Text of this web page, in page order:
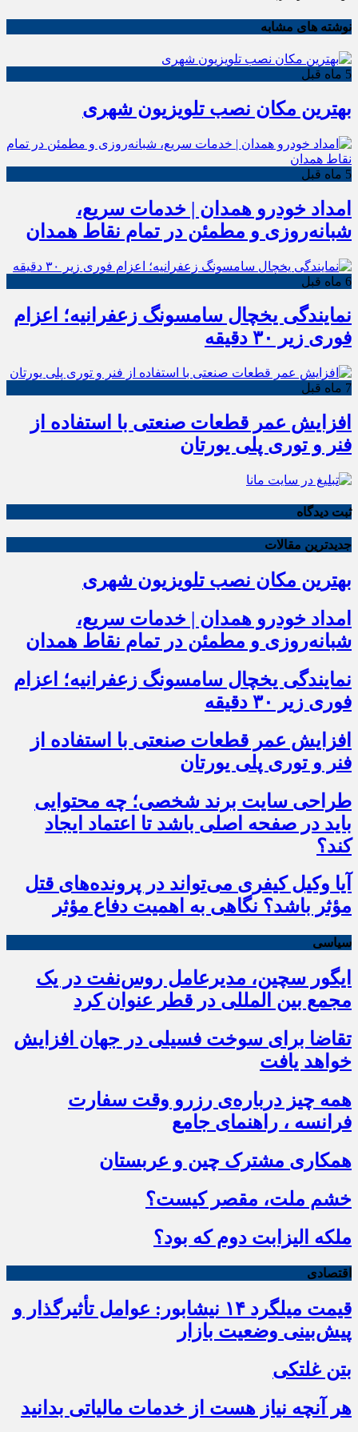
نوشته های مشابه
5 ماه قبل
بهترین مکان نصب تلویزیون شهری
5 ماه قبل
امداد خودرو همدان | خدمات سریع،
شبانه‌روزی و مطمئن در تمام نقاط همدان
6 ماه قبل
نمایندگی یخچال سامسونگ زعفرانیه؛ اعزام
فوری زیر ۳۰ دقیقه
7 ماه قبل
افزایش عمر قطعات صنعتی با استفاده از
فنر و توری پلی یورتان
ثبت دیدگاه
جدیدترین مقالات
بهترین مکان نصب تلویزیون شهری
امداد خودرو همدان | خدمات سریع،
شبانه‌روزی و مطمئن در تمام نقاط همدان
نمایندگی یخچال سامسونگ زعفرانیه؛ اعزام
فوری زیر ۳۰ دقیقه
افزایش عمر قطعات صنعتی با استفاده از
فنر و توری پلی یورتان
طراحی سایت برند شخصی؛ چه محتوایی
باید در صفحه اصلی باشد تا اعتماد ایجاد
کند؟
آیا وکیل کیفری می‌تواند در پرونده‌های قتل
مؤثر باشد؟ نگاهی به اهمیت دفاع مؤثر
سیاسی
ایگور سچین، مدیرعامل روس‌نفت در یک
مجمع بین المللی در قطر عنوان کرد
تقاضا برای سوخت فسیلی در جهان افزایش
خواهد یافت
همه چیز درباره‌ی رزرو وقت سفارت
فرانسه ، راهنمای جامع
همکاری مشترک چین و عربستان
خشم ملت، مقصر کیست؟
ملکه الیزابت دوم که بود؟
اقتصادی
قیمت میلگرد ۱۴ نیشابور: عوامل تأثیرگذار و
پیش‌بینی وضعیت بازار
بتن غلتکی
هر آنچه نیاز هست از خدمات مالیاتی بدانید